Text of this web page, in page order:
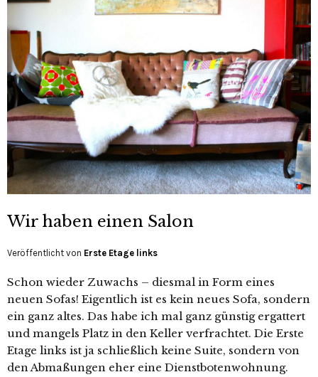
Wir haben einen Salon
Veröffentlicht von Erste Etage links
Schon wieder Zuwachs – diesmal in Form eines
neuen Sofas! Eigentlich ist es kein neues Sofa, sondern
ein ganz altes. Das habe ich mal ganz günstig ergattert
und mangels Platz in den Keller verfrachtet. Die Erste
Etage links ist ja schließlich keine Suite, sondern von
den Abmaßungen eher eine Dienstbotenwohnung.